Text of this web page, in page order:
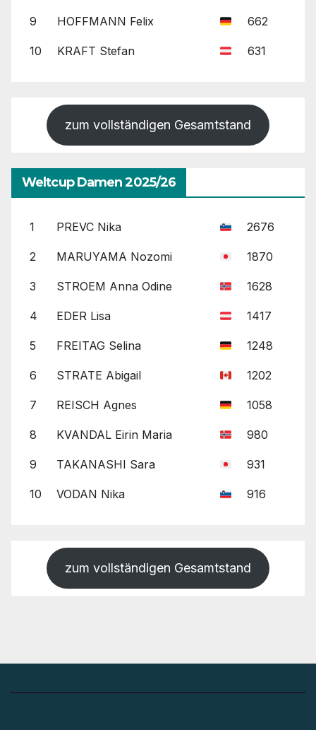
9 HOFFMANN Felix 662
10 KRAFT Stefan 631
zum vollständigen Gesamtstand
Weltcup Damen 2025/26
1 PREVC Nika 2676
2 MARUYAMA Nozomi 1870
3 STROEM Anna Odine 1628
4 EDER Lisa 1417
5 FREITAG Selina 1248
6 STRATE Abigail 1202
7 REISCH Agnes 1058
8 KVANDAL Eirin Maria 980
9 TAKANASHI Sara 931
10 VODAN Nika 916
zum vollständigen Gesamtstand